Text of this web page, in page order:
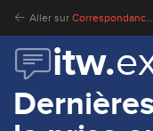
Aller sur Correspondances en Onco-Hématologie
itw.